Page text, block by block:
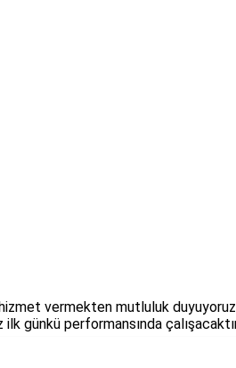
vermekten mutluluk
ilk günkü performansında